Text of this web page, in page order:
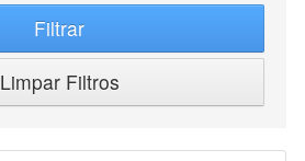
Filtrar
Limpar Filtros